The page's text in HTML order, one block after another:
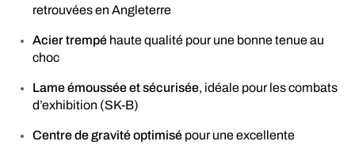
retrouvées en Angleterre
Acier trempé haute qualité pour une bonne tenue au
choc
Lame émoussée et sécurisée, idéale pour les combats
d’exhibition (SK-B)
Centre de gravité optimisé pour une excellente